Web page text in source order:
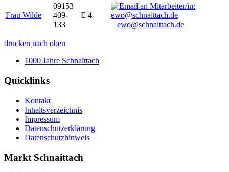
Frau Wilde
09153
409-
133
E 4
ewo@schnaittach.de
drucken nach oben
1000 Jahre Schnaittach
Quicklinks
Kontakt
Inhaltsverzeichnis
Impressum
Datenschutzerklärung
Datenschutzhinweis
Markt Schnaittach